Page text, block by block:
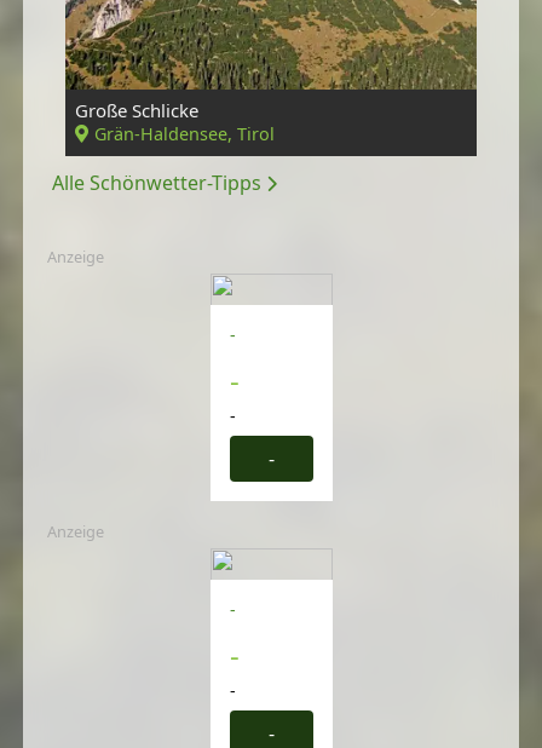
Große Schlicke
Grän-Haldensee, Tirol
Alle Schönwetter-Tipps
Anzeige
-
-
-
-
Anzeige
-
-
-
-